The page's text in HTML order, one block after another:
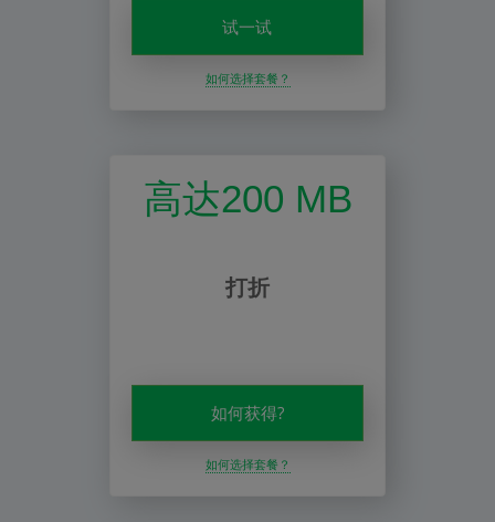
试一试
如何选择套餐？
高达200 MB
打折
如何获得?
如何选择套餐？